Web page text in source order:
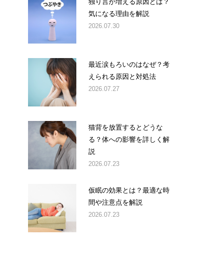
気になる理由を解説
2026.07.30
最近涙もろいのはなぜ？考
えられる原因と対処法
2026.07.27
猫背を放置するとどうな
る？体への影響を詳しく解
説
2026.07.23
仮眠の効果とは？最適な時
間や注意点を解説
2026.07.23